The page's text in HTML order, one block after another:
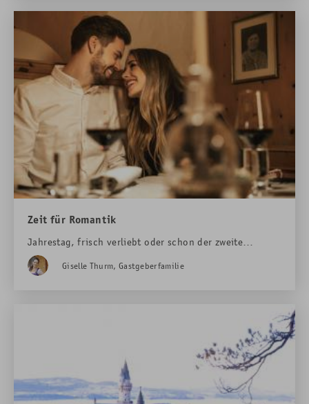
doch lieber gemütlich entlang der bayerischen Riviera?
Zeit für Romantik
Jahrestag, frisch verliebt oder schon der zweite
Frühling – im
Zweit
Giselle Thurm, Gastgeberfamilie